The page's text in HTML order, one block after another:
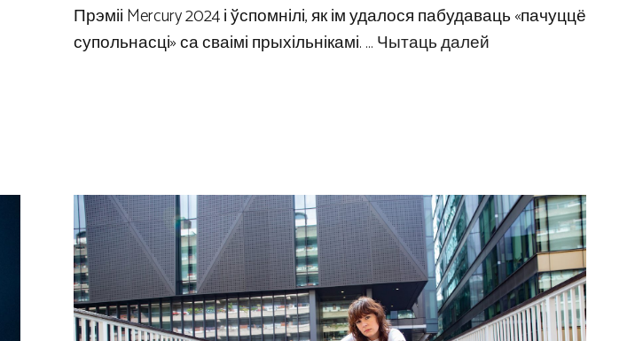
Прэміі Mercury 2024 і ўспомнілі, як ім удалося пабудаваць «пачуццё
супольнасці» са сваімі прыхільнікамі. …Чытаць далей